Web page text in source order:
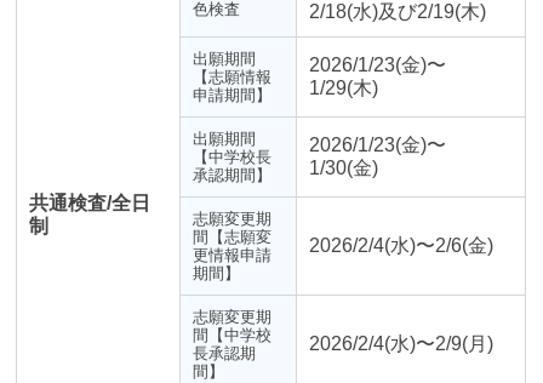
共通検査/全日
制
色検査
2/18(水)及び2/19(木)
出願期間
【志願情報
申請期間】
2026/1/23(金)〜
1/29(木)
出願期間
【中学校長
承認期間】
2026/1/23(金)〜
1/30(金)
志願変更期
間【志願変
更情報申請
期間】
2026/2/4(水)〜2/6(金)
志願変更期
間【中学校
長承認期
間】
2026/2/4(水)〜2/9(月)